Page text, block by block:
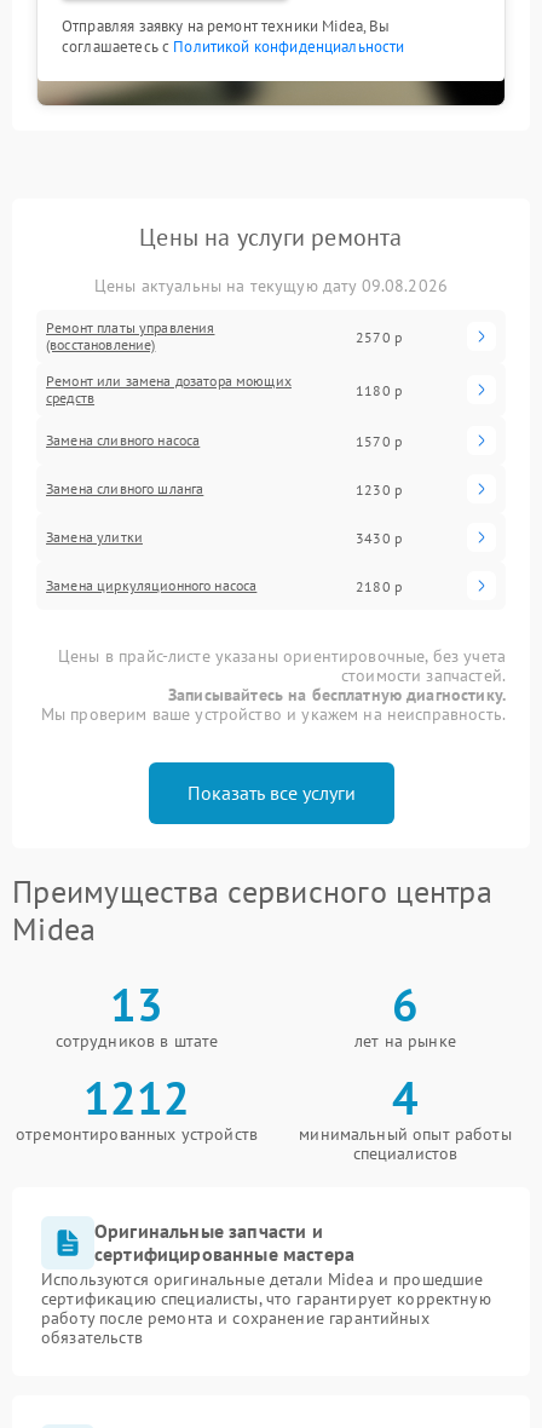
Отправляя заявку на ремонт техники Midea, Вы
соглашаетесь с Политикой конфиденциальности
Цены на услуги ремонта
Цены актуальны на текущую дату 09.08.2026
Ремонт платы управления
(восстановление)
2570 р
Ремонт или замена дозатора моющих
средств
1180 р
Замена сливного насоса 1570 р
Замена сливного шланга 1230 р
Замена улитки 3430 р
Замена циркуляционного насоса 2180 р
Цены в прайс-листе указаны ориентировочные, без учета
стоимости запчастей.
Записывайтесь на бесплатную диагностику.
Мы проверим ваше устройство и укажем на неисправность.
Показать все услуги
Преимущества сервисного центра
Midea
13
сотрудников в штате
6
лет на рынке
1212
отремонтированных устройств
4
минимальный опыт работы
специалистов
Оригинальные запчасти и
сертифицированные мастера
Используются оригинальные детали Midea и прошедшие
сертификацию специалисты, что гарантирует корректную
работу после ремонта и сохранение гарантийных
обязательств